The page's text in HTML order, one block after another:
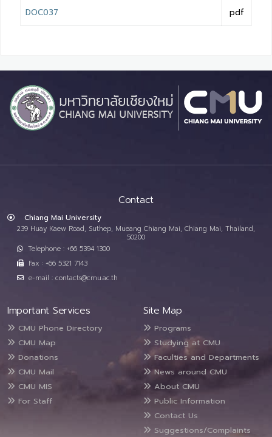
DOC037 pdf
Contact
Chiang Mai University
239 Huay Kaew Road, Suthep, Mueang Chiang Mai, Chiang Mai, Thailand,
50200
Telephone : +66 5394 1300
Fax : +66 5321 7143
e-mail : contacts@cmu.ac.th
Important Services
CMU Phone Directory
CMU Map
Donations
CMU Mail
CMU MIS
For Staff
Site Map
Programs
Studying at CMU
Faculties and Departments
News around CMU
About CMU
Public Information
Contact Us
Suggestions/Complaints